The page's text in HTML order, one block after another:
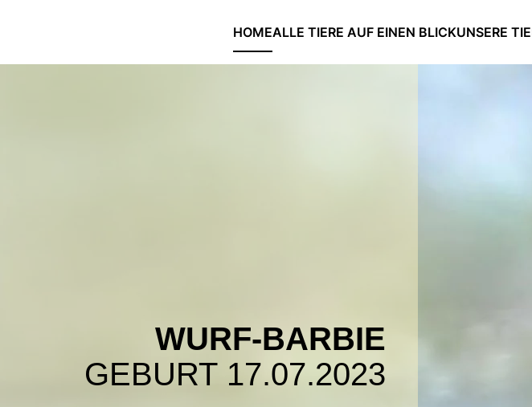
HOMEALLE TIERE AUF EINEN BLICKUNSERE
WURF-BARBIE
GEBURT 17.07.2023